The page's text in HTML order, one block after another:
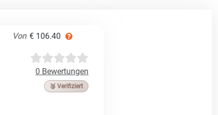
Von € 106.40
0 Bewertungen
🥉 Verifiziert